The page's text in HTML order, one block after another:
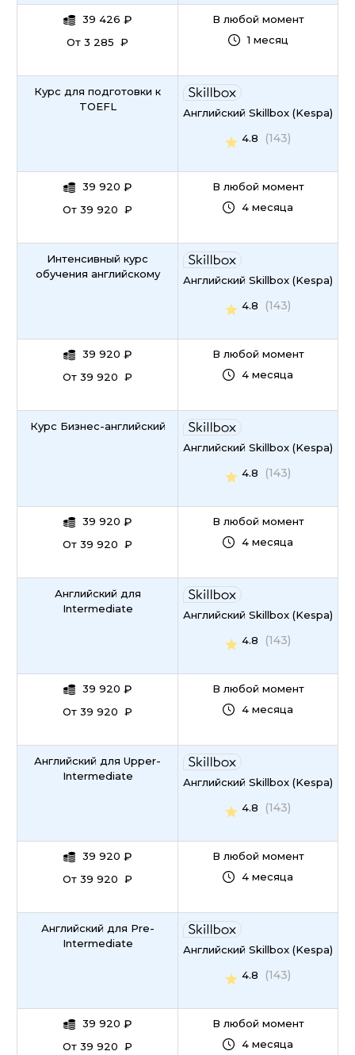
39 426 ₽
От 3 285 ₽
В любой момент
1 месяц
Курс для подготовки к
TOEFL
39 920 ₽
От 39 920 ₽
Английский Skillbox (Kespa)
4.8
(143)
В любой момент
4 месяца
Интенсивный курс
обучения английскому
39 920 ₽
От 39 920 ₽
Английский Skillbox (Kespa)
4.8
(143)
В любой момент
4 месяца
Курс Бизнес-английский
39 920 ₽
От 39 920 ₽
Английский Skillbox (Kespa)
4.8
(143)
В любой момент
4 месяца
Английский для
Intermediate
39 920 ₽
От 39 920 ₽
Английский Skillbox (Kespa)
4.8
(143)
В любой момент
4 месяца
Английский для Upper-
Intermediate
39 920 ₽
От 39 920 ₽
Английский Skillbox (Kespa)
4.8
(143)
В любой момент
4 месяца
Английский для Pre-
Intermediate
39 920 ₽
От 39 920 ₽
Английский Skillbox (Kespa)
4.8
(143)
В любой момент
4 месяца